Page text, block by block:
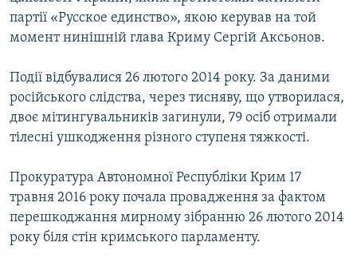
партії «Русское единство», якою керував на той
момент нинішній глава Криму Сергій Аксьонов.
Події відбувалися 26 лютого 2014 року. За даними
російського слідства, через тисняву, що утворилася,
двоє мітингувальників загинули, 79 осіб отримали
тілесні ушкодження різного ступеня тяжкості.
Прокуратура Автономної Республіки Крим 17
травня 2016 року почала провадження за фактом
перешкоджання мирному зібранню 26 лютого 2014
року біля стін кримського парламенту.